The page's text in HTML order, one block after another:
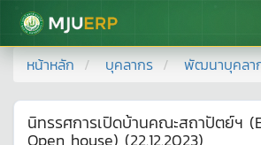
มหาวิทยาลัยแม่โจ้
หน้าหลัก บุคลากร พัฒนาบุคลา
นิทรรศการเปิดบ้านคณะสถาปัตย์ฯ
Open house) (22.12.2023)